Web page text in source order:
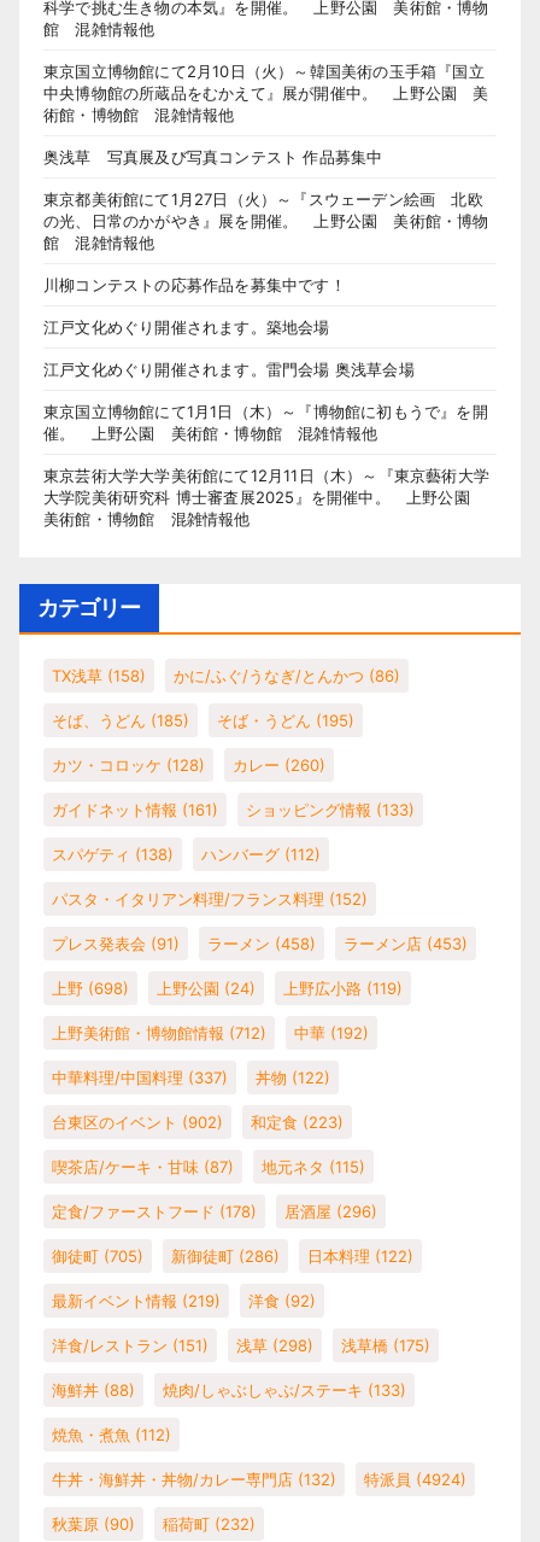
科学で挑む生き物の本気』を開催。 上野公園 美術館・博物
館 混雑情報他
東京国立博物館にて2月10日（火）～韓国美術の玉手箱『国立
中央博物館の所蔵品をむかえて』展が開催中。 上野公園 美
術館・博物館 混雑情報他
奥浅草 写真展及び写真コンテスト 作品募集中
東京都美術館にて1月27日（火）～『スウェーデン絵画 北欧
の光、日常のかがやき』展を開催。 上野公園 美術館・博物
館 混雑情報他
川柳コンテストの応募作品を募集中です！
江戸文化めぐり開催されます。築地会場
江戸文化めぐり開催されます。雷門会場 奥浅草会場
東京国立博物館にて1月1日（木）～『博物館に初もうで』を開
催。 上野公園 美術館・博物館 混雑情報他
東京芸術大学大学美術館にて12月11日（木）～『東京藝術大学
大学院美術研究科 博士審査展2025』を開催中。 上野公園
美術館・博物館 混雑情報他
カテゴリー
TX浅草 (158) かに/ふぐ/うなぎ/とんかつ (86)
そば、うどん (185) そば・うどん (195)
カツ・コロッケ (128) カレー (260)
ガイドネット情報 (161) ショッピング情報 (133)
スパゲティ (138) ハンバーグ (112)
パスタ・イタリアン料理/フランス料理 (152)
プレス発表会 (91) ラーメン (458) ラーメン店 (453)
上野 (698) 上野公園 (24) 上野広小路 (119)
上野美術館・博物館情報 (712) 中華 (192)
中華料理/中国料理 (337) 丼物 (122)
台東区のイベント (902) 和定食 (223)
喫茶店/ケーキ・甘味 (87) 地元ネタ (115)
定食/ファーストフード (178) 居酒屋 (296)
御徒町 (705) 新御徒町 (286) 日本料理 (122)
最新イベント情報 (219) 洋食 (92)
洋食/レストラン (151) 浅草 (298) 浅草橋 (175)
海鮮丼 (88) 焼肉/しゃぶしゃぶ/ステーキ (133)
焼魚・煮魚 (112)
牛丼・海鮮丼・丼物/カレー専門店 (132) 特派員 (4924)
秋葉原 (90) 稲荷町 (232)